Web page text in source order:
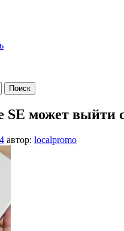
SE может выйти
автор: localpromo